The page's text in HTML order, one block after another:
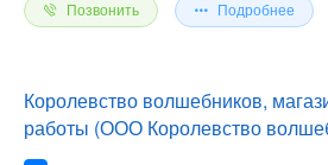
Позвонить Подробнее
Королевство волшебников,
работы (ООО Королевство